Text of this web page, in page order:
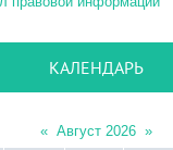
КАЛЕНДАРЬ
« Август 2026 »